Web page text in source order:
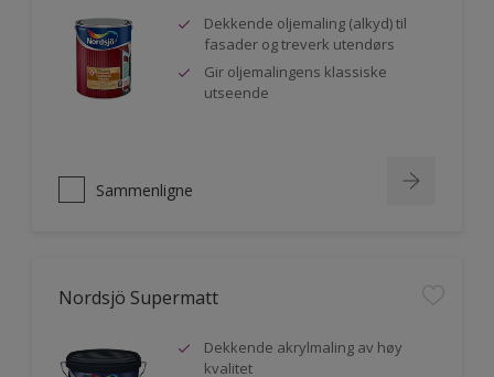
Dekkende oljemaling (alkyd) til
fasader og treverk utendørs
Gir oljemalingens klassiske
utseende
Sammenligne
Nordsjö Supermatt
Dekkende akrylmaling av høy
kvalitet